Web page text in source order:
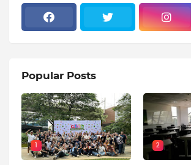
Popular Posts
1 2